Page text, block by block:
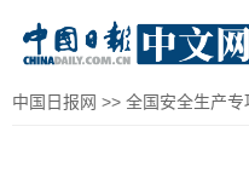
中国日报网 >> 全国安全生产